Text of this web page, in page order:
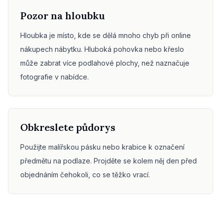
Pozor na hloubku
Hloubka je místo, kde se dělá mnoho chyb při online
nákupech nábytku. Hluboká pohovka nebo křeslo
může zabrat více podlahové plochy, než naznačuje
fotografie v nabídce.
Obkreslete půdorys
Použijte malířskou pásku nebo krabice k označení
předmětu na podlaze. Projděte se kolem něj den před
objednáním čehokoli, co se těžko vrací.